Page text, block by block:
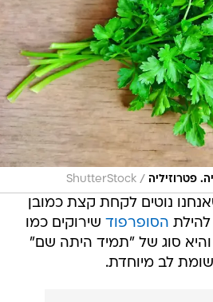
פטרוזיליה /
ShutterStock
נוטים לקחת קצת כמובן
הסופרפוד שירוקים כמו
והיא סוג של "תמיד היתה שם"
לב מיוחדת.